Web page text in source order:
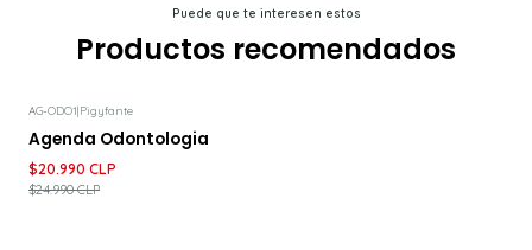
Puede que te interesen estos
Productos recomendados
-16%DESCUENTO
AG-ODO1|Pigyfante
Agenda Odontologia
$20.990 CLP
$24.990 CLP